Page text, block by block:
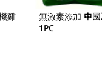
雞
無激素添加 中
1PC